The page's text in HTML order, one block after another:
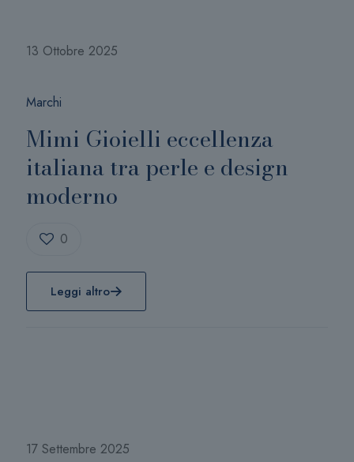
13 Ottobre 2025
Marchi
Mimi Gioielli eccellenza
italiana tra perle e design
moderno
0
Leggi altro
17 Settembre 2025